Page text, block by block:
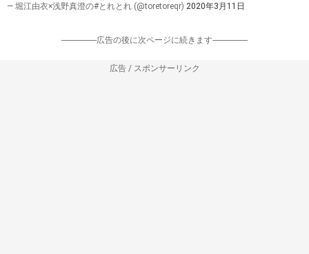
— 堀江由衣×浅野真澄の#とれとれ (@toretoreqr) 2020年3月11日
-----------------広告の後に次ページに続きます-----------------
広告 / スポンサーリンク